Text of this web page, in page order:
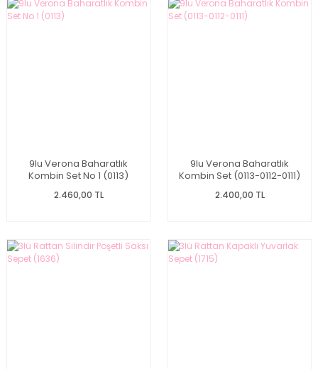
9lu Verona Baharatlık
Kombin Set No 1 (0113)
2.460,00 TL
9lu Verona Baharatlık
Kombin Set (0113-0112-0111)
2.400,00 TL